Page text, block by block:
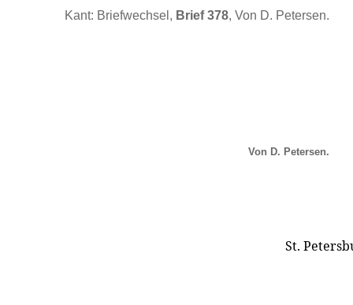
Kant: Briefwechsel, Brief 378, Von D. Petersen.
Von D. Petersen.
St.